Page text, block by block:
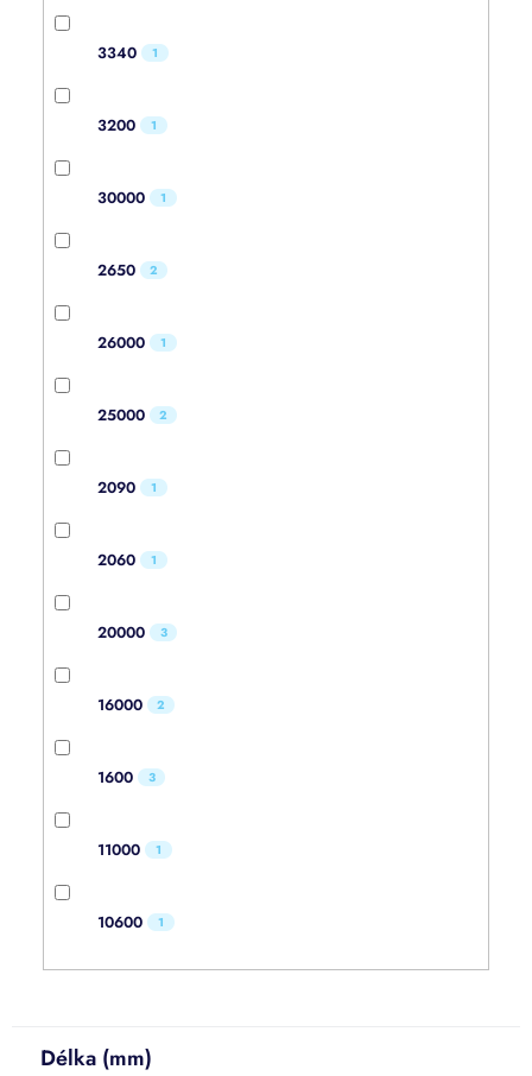
3340 1
3200 1
30000 1
2650 2
26000 1
25000 2
2090 1
2060 1
20000 3
16000 2
1600 3
11000 1
10600 1
Délka (mm)